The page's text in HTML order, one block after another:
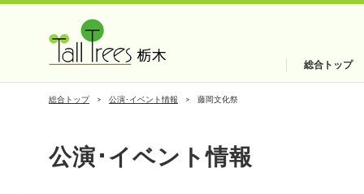
総合トップ
総合トップ 公演･イベント情報 藤岡文化祭
公演･イベント情報